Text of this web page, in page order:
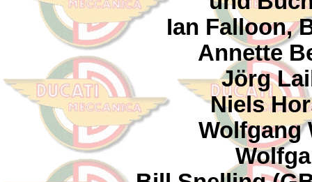
Ian Falloon,
Annette
Jörg
Niels
Wolfgang